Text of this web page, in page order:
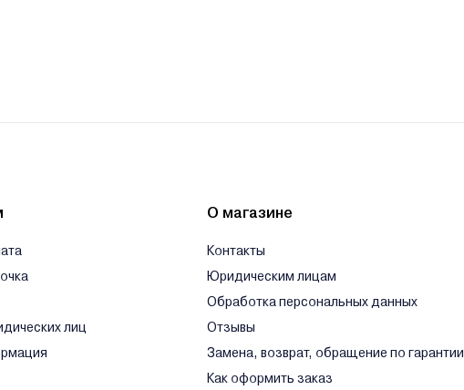
лиц
О магазине
Контакты
Юридическим лицам
Обработка персональных данных
Отзывы
Замена, возврат, обращение по гарантии
Как оформить заказ